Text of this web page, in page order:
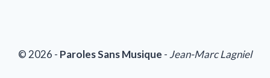
© 2026 - Paroles Sans Musique -Jean-Marc Lagniel